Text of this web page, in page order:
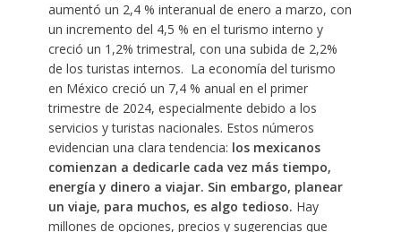
aumentó un 2,4 % interanual de enero a marzo, con
un incremento del 4,5 % en el turismo interno y
creció un 1,2% trimestral, con una subida de 2,2%
de los turistas internos. La economía del turismo
en México creció un 7,4 % anual en el primer
trimestre de 2024, especialmente debido a los
servicios y turistas nacionales. Estos números
evidencian una clara tendencia: los mexicanos
comienzan a dedicarle cada vez más tiempo,
energía y dinero a viajar. Sin embargo, planear
un viaje, para muchos, es algo tedioso. Hay
millones de opciones, precios y sugerencias que